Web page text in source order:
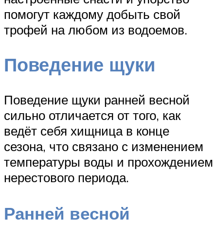
помогут каждому добыть свой
трофей на любом из водоемов.
Поведение щуки
Поведение щуки ранней весной
сильно отличается от того, как
ведёт себя хищница в конце
сезона, что связано с изменением
температуры воды и прохождением
нерестового периода.
Ранней весной